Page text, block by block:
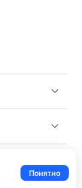
для
Понятно